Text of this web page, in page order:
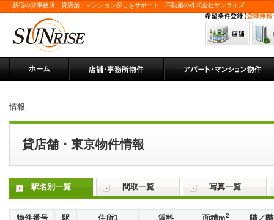
新宿の貸事務所・貸店舗・マンション探しをサポート 不動産の株式会社サンライズ
情報
貸店舗・東京物件情報
駅名別一覧 間取一覧 写真一覧
物件番号
駅
住所1
賃料
面積m2
階／